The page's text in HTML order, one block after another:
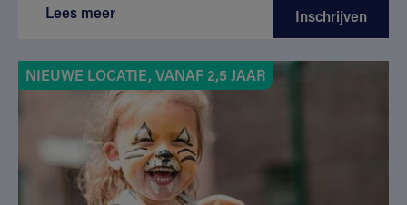
Lees meer Inschrijven
NIEUWE LOCATIE, VANAF 2,5 JAAR